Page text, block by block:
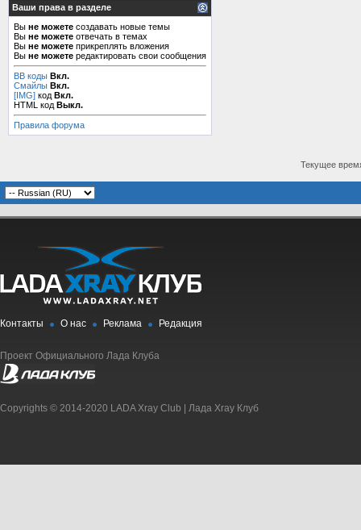
Ваши права в разделе
Вы не можете создавать новые темы
Вы не можете отвечать в темах
Вы не можете прикреплять вложения
Вы не можете редактировать свои сообщения
BB коды Вкл.
Смайлы Вкл.
[IMG] код Вкл.
HTML код Выкл.
Правила форума
Текущее
Контакты О нас Реклама Редакция
Проект Официального Лада Клуба
Copyrights © 2014-2020 LADA Xray Club | Лада Xray Клуб